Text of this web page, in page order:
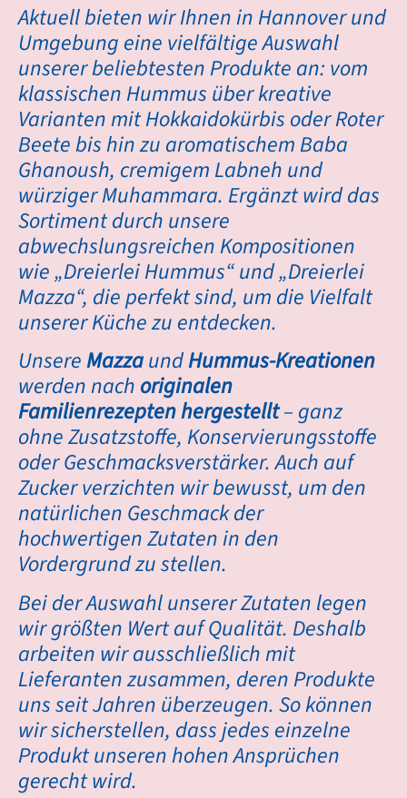
Aktuell bieten wir Ihnen in Hannover und
Umgebung eine vielfältige Auswahl
unserer beliebtesten Produkte an: vom
klassischen Hummus über kreative
Varianten mit Hokkaidokürbis oder Roter
Beete bis hin zu aromatischem Baba
Ghanoush, cremigem Labneh und
würziger Muhammara. Ergänzt wird das
Sortiment durch unsere
abwechslungsreichen Kompositionen
wie „Dreierlei Hummus“ und „Dreierlei
Mazza“, die perfekt sind, um die Vielfalt
unserer Küche zu entdecken.
UnsereMazzaundHummus-Kreationen
werden nach originalen
Familienrezepten hergestellt– ganz
ohne Zusatzstoffe, Konservierungsstoffe
oder Geschmacksverstärker. Auch auf
Zucker verzichten wir bewusst, um den
natürlichen Geschmack der
hochwertigen Zutaten in den
Vordergrund zu stellen.
Bei der Auswahl unserer Zutaten legen
wir größten Wert auf Qualität. Deshalb
arbeiten wir ausschließlich mit
Lieferanten zusammen, deren Produkte
uns seit Jahren überzeugen. So können
wir sicherstellen, dass jedes einzelne
Produkt unseren hohen Ansprüchen
gerecht wird.